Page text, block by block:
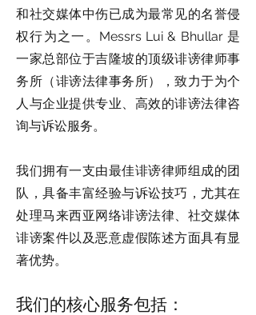
和社交媒体中伤已成为最常见的名誉侵
权行为之一。Messrs Lui & Bhullar 是
一家总部位于吉隆坡的顶级诽谤律师事
务所（诽谤法律事务所），致力于为个
人与企业提供专业、高效的诽谤法律咨
询与诉讼服务。
我们拥有一支由最佳诽谤律师组成的团
队，具备丰富经验与诉讼技巧，尤其在
处理马来西亚网络诽谤法律、社交媒体
诽谤案件以及恶意虚假陈述方面具有显
著优势。
我们的核心服务包括：